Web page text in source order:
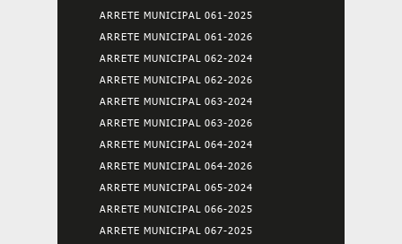
ARRETE MUNICIPAL 061-2025
ARRETE MUNICIPAL 061-2026
ARRETE MUNICIPAL 062-2024
ARRETE MUNICIPAL 062-2026
ARRETE MUNICIPAL 063-2024
ARRETE MUNICIPAL 063-2026
ARRETE MUNICIPAL 064-2024
ARRETE MUNICIPAL 064-2026
ARRETE MUNICIPAL 065-2024
ARRETE MUNICIPAL 066-2025
ARRETE MUNICIPAL 067-2025